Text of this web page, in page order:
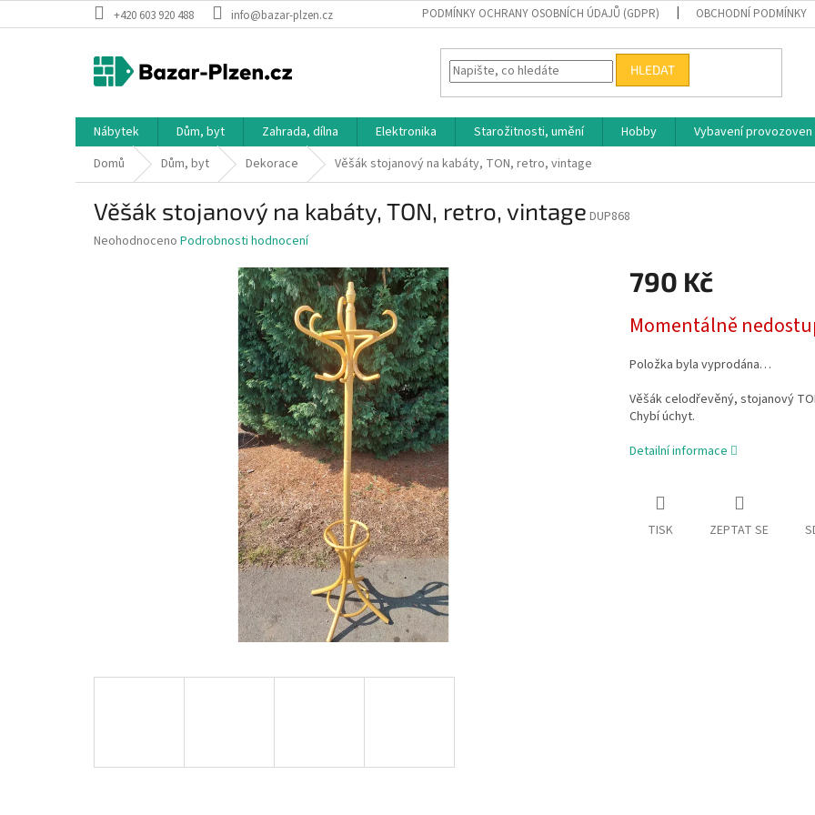
na
+420 603 920 488 info@bazar-plzen.cz PODMÍNKY OCHRANY OSOBNÍCH ÚDAJŮ (GDPR) OBCHODNÍ PODMÍNKY
HLEDAT
Nábytek Dům, byt Zahrada, dílna Elektronika Starožitnosti, umění Hobby Vybavení provozoven
Domů
Dům, byt Dekorace Věšák stojanový na kabáty, TON, retro, vintage
Věšák stojanový na kabáty, TON, retro, vintage DUP868
Průměrné
Neohodnoceno Podrobnosti hodnocení
790 Kč
cena:
Momentálně
Položka byla vyprodána…
Věšák celodřevěný, stojanový
Chybí úchyt.
Detailní informace
TISK ZEPTAT SE